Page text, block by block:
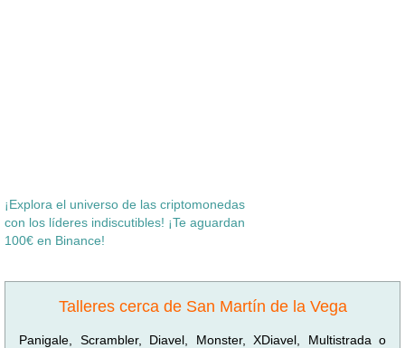
¡Explora el universo de las criptomonedas
con los líderes indiscutibles! ¡Te aguardan
100€ en Binance!
Talleres cerca de San Martín de la Vega
Panigale, Scrambler, Diavel, Monster, XDiavel, Multistrada o